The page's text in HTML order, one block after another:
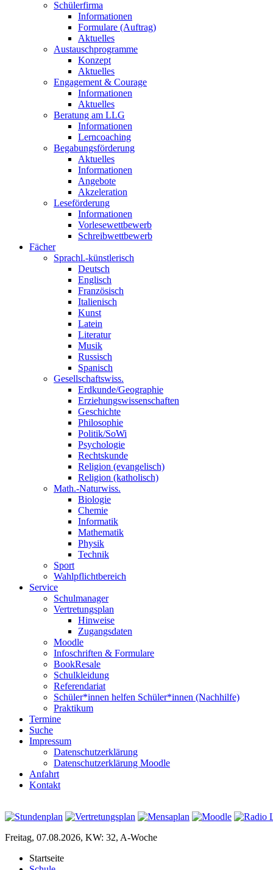
Schülerfirma
Informationen
Formulare (Auftrag)
Aktuelles
Austauschprogramme
Konzept
Aktuelles
Engagement & Courage
Informationen
Aktuelles
Beratung am LLG
Informationen
Lerncoaching
Begabungsförderung
Aktuelles
Informationen
Angebote
Akzeleration
Leseförderung
Informationen
Vorlesewettbewerb
Schreibwettbewerb
Fächer
Sprachl.-künstlerisch
Deutsch
Englisch
Französisch
Italienisch
Kunst
Latein
Literatur
Musik
Russisch
Spanisch
Gesellschaftswiss.
Erdkunde/Geographie
Erziehungswissenschaften
Geschichte
Philosophie
Politik/SoWi
Psychologie
Rechtskunde
Religion (evangelisch)
Religion (katholisch)
Math.-Naturwiss.
Biologie
Chemie
Informatik
Mathematik
Physik
Technik
Sport
Wahlpflichtbereich
Service
Schulmanager
Vertretungsplan
Hinweise
Zugangsdaten
Moodle
Infoschriften & Formulare
BookResale
Schulkleidung
Referendariat
Schüler*innen helfen Schüler*innen (Nachhilfe)
Praktikum
Termine
Suche
Impressum
Datenschutzerklärung
Datenschutzerklärung Moodle
Anfahrt
Kontakt
Freitag, 07.08.2026, KW: 32, A-Woche
Startseite